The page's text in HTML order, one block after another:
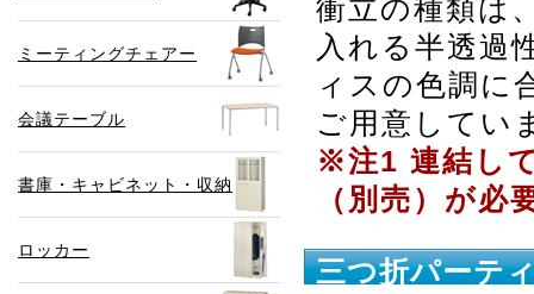
衝立の種類は
入れる半透過
ィスの色調に
ご用意してい
※注1 連結し
（別売）が必
三つ折パーテ
ミーティングチェアー
会議テーブル
書庫・キャビネット・収納
ロッカー